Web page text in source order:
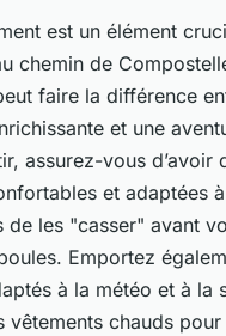
est un élément
chemin de
faire la différence
et une
assurez-vous d’avoir
et adaptées
de les "casser" avant
Emportez
à la météo et à la
vêtements chauds